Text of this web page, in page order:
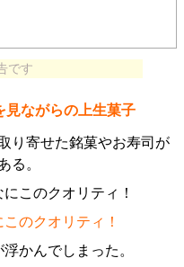
です
見ながらの上生菓子
り寄せた銘菓やお寿司が
る。
のクオリティ！